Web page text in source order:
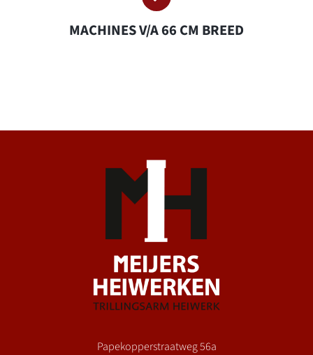
MACHINES V/A 66 CM BREED
Papekopperstraatweg 56a